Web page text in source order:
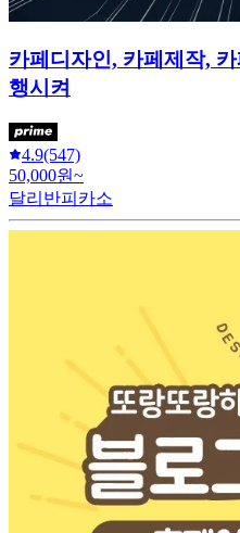
카페디자인, 카페제작,
행시켜
4.9(547)
50,000원~
달리반피카소